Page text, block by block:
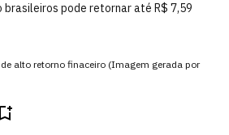
brasileiros pode retornar até R$ 7,59
alto retorno finaceiro (Imagem gerada por